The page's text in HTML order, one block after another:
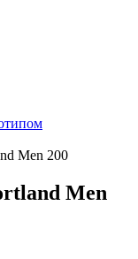
Men 200
Men